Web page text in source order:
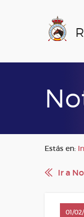
Estás en:
Ir a
01/